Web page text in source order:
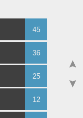
45
36
25
12